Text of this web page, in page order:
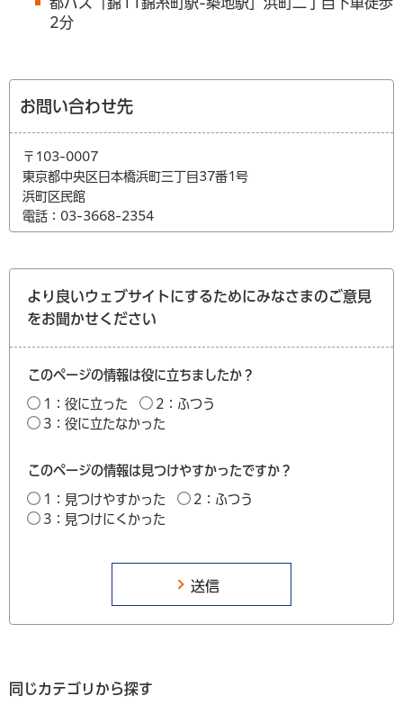
2分
お問い合わせ先
〒103-0007
東京都中央区日本橋浜町三丁目37番1号
浜町区民館
電話：03-3668-2354
より良いウェブサイトにするためにみなさまのご意見
をお聞かせください
このページの情報は役に立ちましたか？
1：役に立った
2：ふつう
3：役に立たなかった
このページの情報は見つけやすかったですか？
1：見つけやすかった
2：ふつう
3：見つけにくかった
同じカテゴリから探す